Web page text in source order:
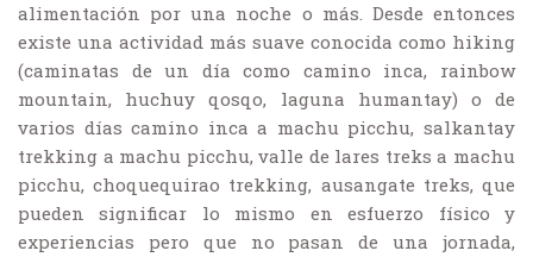
alimentación por una noche o más. Desde entonces
existe una actividad más suave conocida como hiking
(caminatas de un día como camino inca, rainbow
mountain, huchuy qosqo, laguna humantay) o de
varios días camino inca a machu picchu, salkantay
trekking a machu picchu, valle de lares treks a machu
picchu, choquequirao trekking, ausangate treks, que
pueden significar lo mismo en esfuerzo físico y
experiencias pero que no pasan de una jornada,